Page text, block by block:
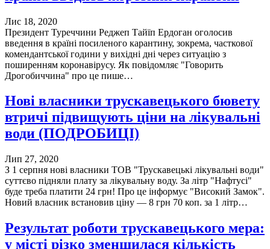
Лис 18, 2020
Президент Туреччини Реджеп Тайїп Ердоган оголосив
введення в країні посиленого карантину, зокрема, часткової
комендантської години у вихідні дні через ситуацію з
поширенням коронавірусу. Як повідомляє "Говорить
Дрогобиччина" про це пише…
Нові власники трускавецького бювету
втричі підвищують ціни на лікувальні
води (ПОДРОБИЦІ)
Лип 27, 2020
З 1 серпня нові власники ТОВ "Трускавецькі лікувальні води"
суттєво підняли плату за лікувальну воду. За літр "Нафтусі"
буде треба платити 24 грн! Про це інформує "Високий Замок".
Новий власник встановив ціну — 8 грн 70 коп. за 1 літр…
Результат роботи трускавецького мера:
у місті різко зменшилася кількість